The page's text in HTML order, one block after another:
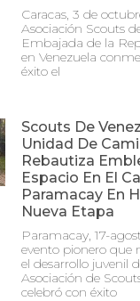
Caracas, 3 de
Asociación Scouts
Embajada de la
en Venezuela
éxito el
Scouts De
Unidad De
Rebautiza
Espacio En El
Paramacay En
Nueva Etapa
Paramacay, 17-
evento pionero que
el desarrollo juvenil
Asociación de
celebró con éxito